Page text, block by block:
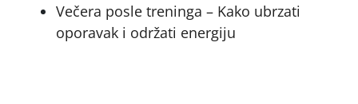
Večera posle treninga – Kako ubrzati
oporavak i održati energiju